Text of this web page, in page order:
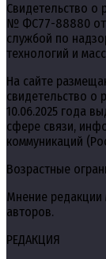
Свидетельство о
№ ФС77-88880 от
службой по
технологий и
На сайте
свидетельство
10.06.2025 года
сфере связи,
коммуникаций
Возрастные
Мнение редакции
авторов.
РЕДАКЦИЯ